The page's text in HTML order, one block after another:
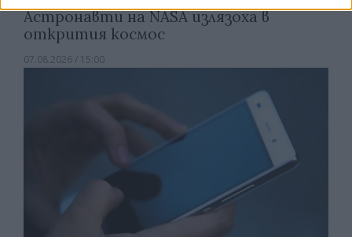
Астронавти на NASA излязоха в
открития космос
07.08.2026 / 15:00